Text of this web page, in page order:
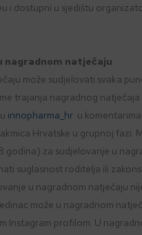
i dostupni u sjedištu
nagradnom natječaju
može sudjelovati svaka
trajanja nagradnog
innopharma_hr u
Hrvatske u grupnoj fazi.
godina) za sudjelovanje u
suglasnost roditelja ili
u nagradnom natječaju
može u nagradnom
Instagram profilom. U